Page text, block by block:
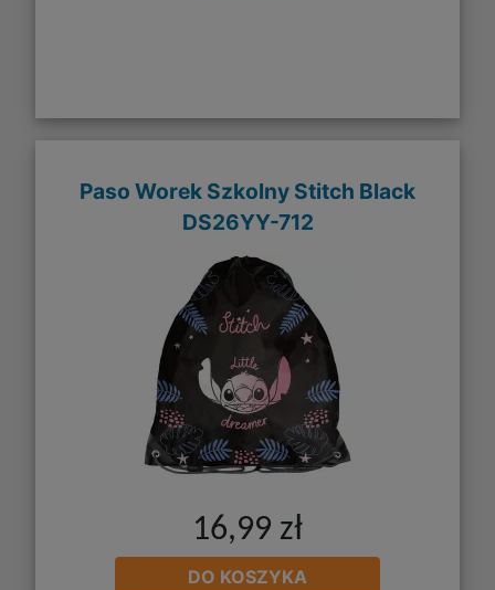
Paso Worek Szkolny Stitch Black
DS26YY-712
16,99 zł
DO KOSZYKA